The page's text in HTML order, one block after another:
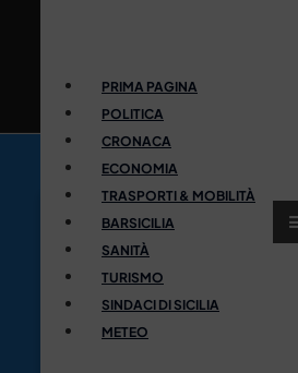
PRIMA PAGINA
POLITICA
CRONACA
ECONOMIA
TRASPORTI & MOBILITÀ
BARSICILIA
SANITÀ
TURISMO
SINDACI DI SICILIA
METEO